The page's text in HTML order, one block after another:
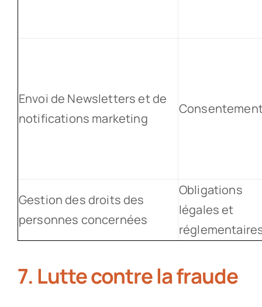
Envoi de Newsletters et de
notifications marketing
Gestion des droits des
personnes concernées
Obligations
légales et
7. Lutte contre la fraude